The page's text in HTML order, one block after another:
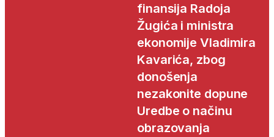
finansija Radoja
Žugića i ministra
ekonomije Vladimira
Kavarića, zbog
donošenja
nezakonite dopune
Uredbe o načinu
obrazovanja